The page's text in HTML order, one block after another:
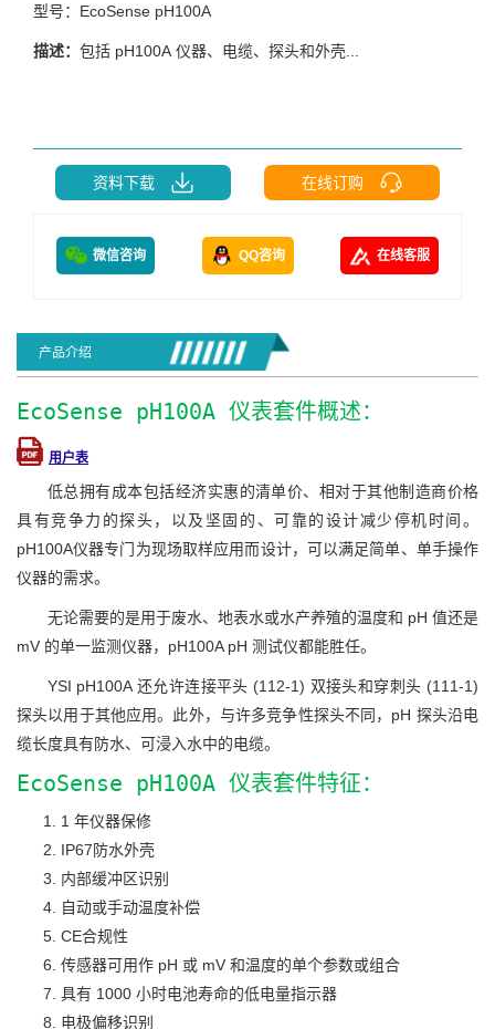
型号：EcoSense pH100A
描述： 包括 pH100A 仪器、电缆、探头和外壳...
资料下载 在线订购
微信咨询 QQ咨询 在线客服
产品介绍
EcoSense pH100A 仪表套件概述：
用户表
低总拥有成本包括经济实惠的清单价、相对于其他制造商价格
具有竞争力的探头，以及坚固的、可靠的设计减少停机时间。
pH100A仪器专门为现场取样应用而设计，可以满足简单、单手操作
仪器的需求。
无论需要的是用于废水、地表水或水产养殖的温度和 pH 值还是
mV 的单一监测仪器，pH100A pH 测试仪都能胜任。
YSI pH100A 还允许连接平头 (112-1) 双接头和穿刺头 (111-1)
探头以用于其他应用。此外，与许多竞争性探头不同，pH 探头沿电
缆长度具有防水、可浸入水中的电缆。
EcoSense pH100A 仪表套件特征：
1 年仪器保修
IP67防水外壳
内部缓冲区识别
自动或手动温度补偿
CE合规性
传感器可用作 pH 或 mV 和温度的单个参数或组合
具有 1000 小时电池寿命的低电量指示器
电极偏移识别